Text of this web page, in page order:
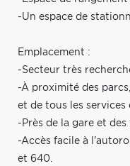
-Un espace de
Emplacement :
-Secteur très
-À proximité des
et de tous les services
-Près de la gare et
-Accès facile à
et 640.